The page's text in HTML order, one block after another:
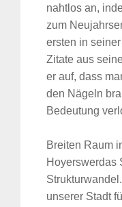
nahtlos an,
zum
ersten in
Zitate aus
er auf, dass
den Nägeln
Bedeutung
Breiten Raum
Hoyerswerdas
unserer Stadt